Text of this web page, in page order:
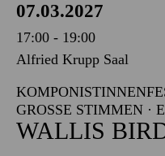
07.03.2027
17:00 - 19:00
Alfried Krupp Saal
GROSSE STIMMEN ·
WALLIS